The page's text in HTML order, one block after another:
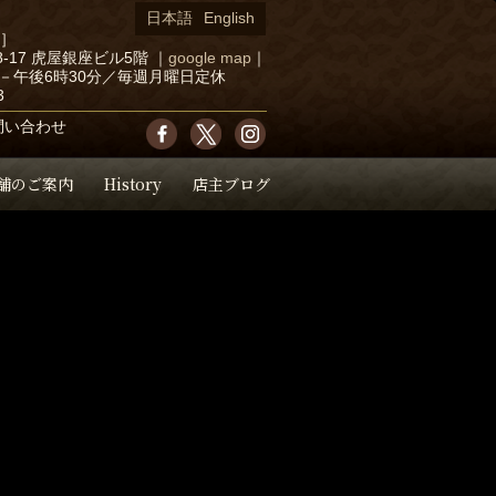
のご案内 History 店主ブログ
17 虎屋銀座ビル5階
google map
午後6時30分／毎週月曜日定休
い合わせ
日本語 English